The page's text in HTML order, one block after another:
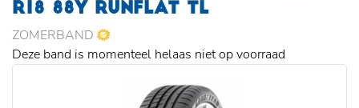
R18 88Y RUNFLAT TL
ZOMERBAND
Deze band is momenteel helaas niet op voorraad